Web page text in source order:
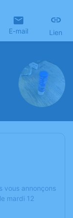
E-mail Lien
vous annonçons
mardi 12